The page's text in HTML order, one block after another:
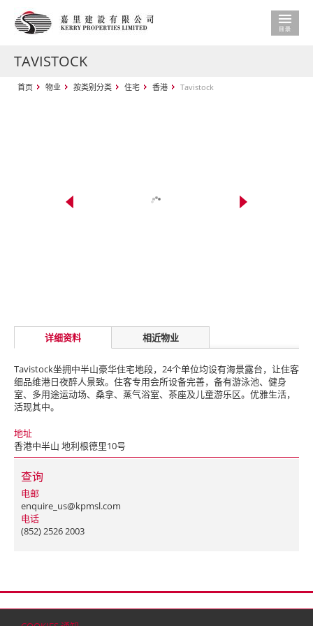
TAVISTOCK
首页 物业 按类别分类 住宅 香港 Tavistock
详细资料 相近物业
Tavistock坐拥中半山豪华住宅地段，24个单位均设有海景露台，让住客
细品维港日夜醉人景致。住客专用会所设备完善，备有游泳池、健身
室、多用途运动场、桑拿、蒸气浴室、茶座及儿童游乐区。优雅生活，
活现其中。
地址
香港中半山 地利根德里10号
查询
电邮
enquire_us@kpmsl.com
电话
(852) 2526 2003